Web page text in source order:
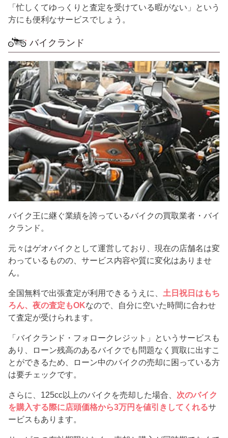
「忙しくてゆっくりと査定を受けている暇がない」という
方にも便利なサービスでしょう。
バイクランド
バイク王に継ぐ業績を誇っているバイクの買取業者・バイ
クランド。
元々はゲオバイクとして運営しており、現在の店舗名は変
わっているものの、サービス内容や質に変化はありませ
ん。
全国無料で出張査定が利用できるうえに、 土日祝日はもち
ろん、夜の査定もOKなので、自分に空いた時間に合わせ
て査定が受けられます。
「バイクランド・フォロークレジット」というサービスも
あり、ローン残高のあるバイクでも問題なく買取に出すこ
とができるため、ローン中のバイクの売却に困っている方
は要チェックです。
さらに、125cc以上のバイクを売却した場合、 次のバイク
を購入する際に店頭価格から3万円を値引きしてくれるサ
ービスもあります。